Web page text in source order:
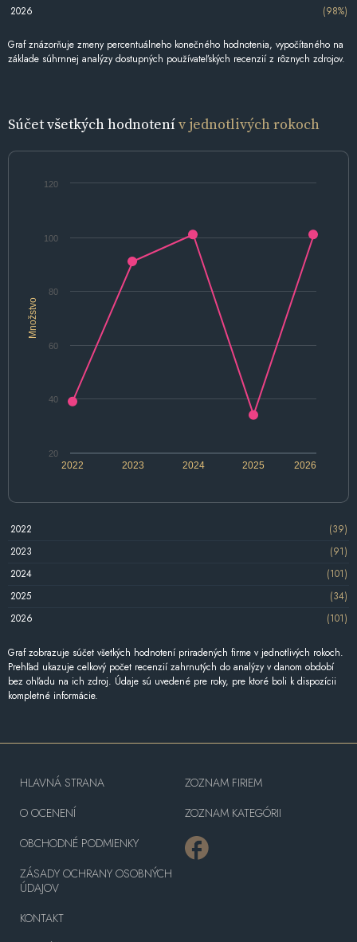
2026
(98%)
Graf znázorňuje zmeny percentuálneho konečného hodnotenia, vypočítaného na
základe súhrnnej analýzy dostupných používateľských recenzií z rôznych zdrojov.
Súčet všetkých hodnotenív jednotlivých rokoch
Množstvo
2022 2024 2026
2023 2025
20
40
60
80
100
120
2022
(39)
2023
(91)
2024
(101)
2025
(34)
2026
(101)
Graf zobrazuje súčet všetkých hodnotení priradených firme v jednotlivých rokoch.
Prehľad ukazuje celkový počet recenzií zahrnutých do analýzy v danom období
bez ohľadu na ich zdroj. Údaje sú uvedené pre roky, pre ktoré boli k dispozícii
kompletné informácie.
HLAVNÁ STRANA
O OCENENÍ
OBCHODNÉ PODMIENKY
ZÁSADY OCHRANY OSOBNÝCH
ÚDAJOV
KONTAKT
ZOZNAM FIRIEM
ZOZNAM KATEGÓRII